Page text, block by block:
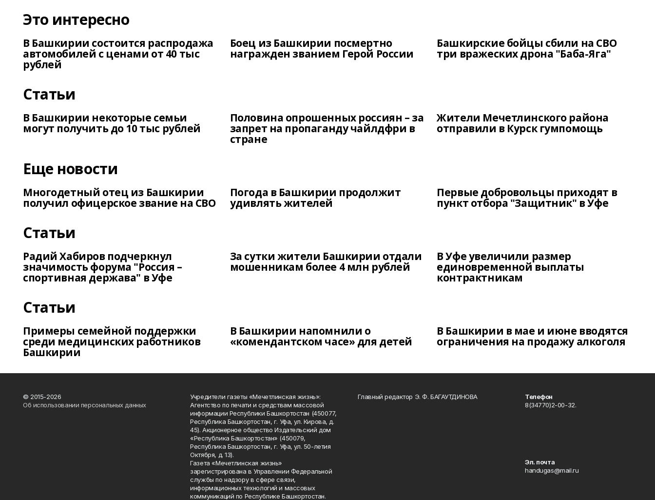
Это интересно
В Башкирии состоится распродажа
автомобилей с ценами от 40 тыс
рублей
Боец из Башкирии посмертно
награжден званием Герой России
Башкирские бойцы сбили на СВО
три вражеских дрона "Баба-Яга"
Статьи
В Башкирии некоторые семьи
могут получить до 10 тыс рублей
Половина опрошенных россиян – за
запрет на пропаганду чайлдфри в
стране
Жители Мечетлинского района
отправили в Курск гумпомощь
Еще новости
Многодетный отец из Башкирии
получил офицерское звание на СВО
Погода в Башкирии продолжит
удивлять жителей
Первые добровольцы приходят в
пункт отбора "Защитник" в Уфе
Статьи
Радий Хабиров подчеркнул
значимость форума "Россия –
спортивная держава" в Уфе
За сутки жители Башкирии отдали
мошенникам более 4 млн рублей
В Уфе увеличили размер
единовременной выплаты
контрактникам
Статьи
Примеры семейной поддержки
среди медицинских работников
Башкирии
В Башкирии напомнили о
«комендантском часе» для детей
В Башкирии в мае и июне вводятся
ограничения на продажу алкоголя
© 2015-2026
Об использовании персональных данных
Учредители газеты «Мечетлинская жизнь»:
Агентство по печати и средствам массовой
информации Республики Башкортостан (450077,
Республика Башкортостан, г. Уфа, ул. Кирова, д.
45). Акционерное общество Издательский дом
«Республика Башкортостан» (450079,
Республика Башкортостан, г. Уфа, ул. 50-летия
Октября, д. 13).
Газета «Мечетлинская жизнь»
зарегистрирована в Управлении Федеральной
службы по надзору в сфере связи,
информационных технологий и массовых
коммуникаций по Республике Башкортостан.
Главный редактор Э. Ф. БАГАУТДИНОВА
Телефон
8(34770)2-00-32.
Эл. почта
handugas@mail.ru